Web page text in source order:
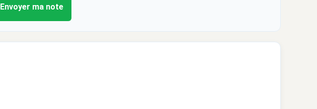
Envoyer ma note